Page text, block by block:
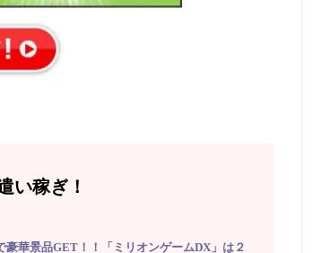
い稼ぎ！
豪華景品GET！！「ミリオンゲームDX」は２